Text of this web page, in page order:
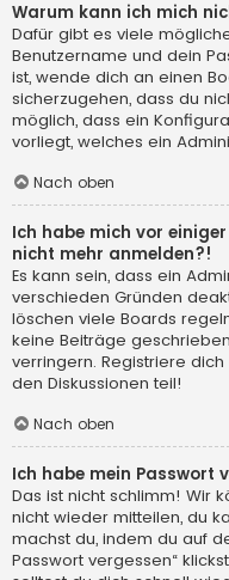
Warum kann ich mich
Dafür gibt es viele
Benutzername und dein
ist, wende dich an einen
sicherzugehen, dass du
möglich, dass ein
vorliegt, welches ein
Nach oben
Ich habe mich vor
nicht mehr anmelden?!
Es kann sein, dass ein
verschieden Gründen
löschen viele Boards
keine Beiträge
verringern. Registriere
den Diskussionen teil!
Nach oben
Ich habe mein Passwort
Das ist nicht schlimm! Wir
nicht wieder mitteilen, du
machst du, indem du auf
Passwort vergessen“